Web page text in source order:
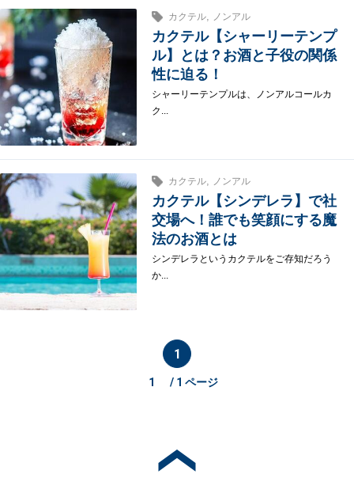
カクテル, ノンアル
カクテル【シャーリーテンプ
ル】とは？お酒と子役の関係
性に迫る！
シャーリーテンプルは、ノンアルコールカ
ク...
カクテル, ノンアル
カクテル【シンデレラ】で社
交場へ！誰でも笑顔にする魔
法のお酒とは
シンデレラというカクテルをご存知だろう
か...
1
/ 1 ページ